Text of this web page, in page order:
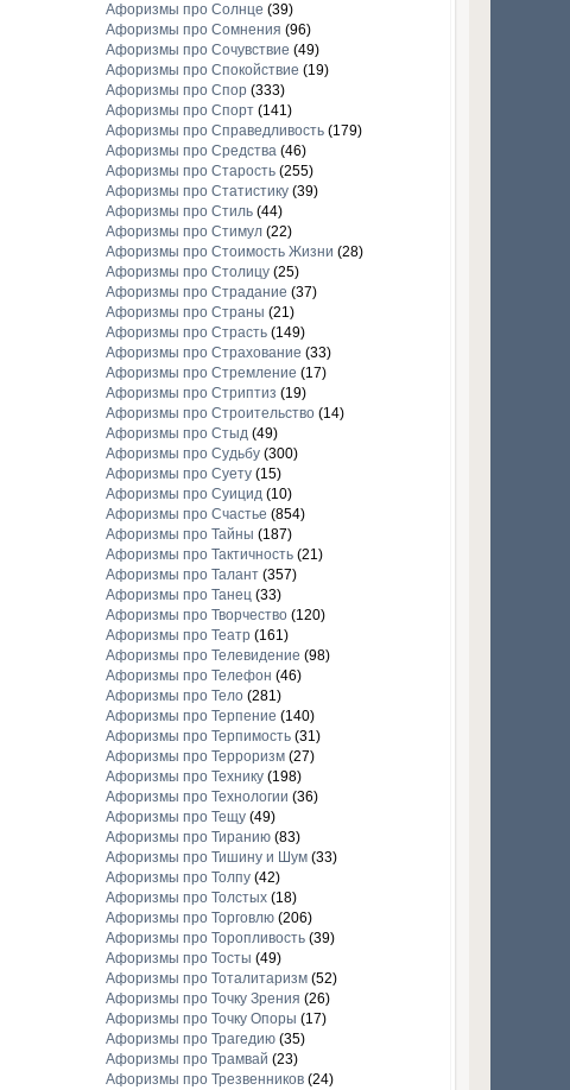
Афоризмы про Солнце (39)
Афоризмы про Сомнения (96)
Афоризмы про Сочувствие (49)
Афоризмы про Спокойствие (19)
Афоризмы про Спор(333)
Афоризмы про Спорт(141)
Афоризмы про Справедливость(179)
Афоризмы про Средства(46)
Афоризмы про Старость(255)
Афоризмы про Статистику(39)
Афоризмы про Стиль(44)
Афоризмы про Стимул(22)
Афоризмы про Стоимость Жизни (28)
Афоризмы про Столицу(25)
Афоризмы про Страдание (37)
Афоризмы про Страны (21)
Афоризмы про Страсть(149)
Афоризмы про Страхование (33)
Афоризмы про Стремление (17)
Афоризмы про Стриптиз (19)
Афоризмы про Строительство(14)
Афоризмы про Стыд(49)
Афоризмы про Судьбу(300)
Афоризмы про Суету(15)
Афоризмы про Суицид(10)
Афоризмы про Счастье (854)
Афоризмы про Тайны (187)
Афоризмы про Тактичность(21)
Афоризмы про Талант(357)
Афоризмы про Танец(33)
Афоризмы про Творчество(120)
Афоризмы про Театр(161)
Афоризмы про Телевидение (98)
Афоризмы про Телефон (46)
Афоризмы про Тело(281)
Афоризмы про Терпение (140)
Афоризмы про Терпимость(31)
Афоризмы про Терроризм(27)
Афоризмы про Технику(198)
Афоризмы про Технологии (36)
Афоризмы про Тещу(49)
Афоризмы про Тиранию(83)
Афоризмы про Тишину и Шум(33)
Афоризмы про Толпу(42)
Афоризмы про Толстых(18)
Афоризмы про Торговлю(206)
Афоризмы про Торопливость(39)
Афоризмы про Тосты (49)
Афоризмы про Тоталитаризм(52)
Афоризмы про Точку Зрения (26)
Афоризмы про Точку Опоры (17)
Афоризмы про Трагедию(35)
Афоризмы про Трамвай (23)
Афоризмы про Трезвенников(24)